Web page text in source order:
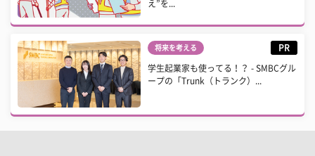
え”を...
将来を考える PR
学生起業家も使ってる！？ - SMBCグル
ープの「Trunk（トランク）...